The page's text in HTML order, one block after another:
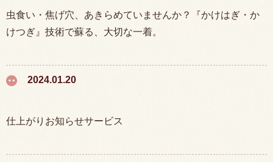
虫食い・焦げ穴、あきらめていませんか？『かけはぎ・か
けつぎ』技術で蘇る、大切な一着。
2024.01.20
仕上がりお知らせサービス